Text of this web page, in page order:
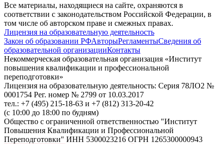
Все материалы, находящиеся на сайте, охраняются в
соответствии с законодательством Российской Федерации, в
том числе об авторском праве и смежных правах.
Лицензия на образовательную деятельность
Закон об образовании РФАвторыРегламентыСведения об
образовательной организацииКонтакты
Некоммерческая образовательная организация «Институт
повышения квалификации и профессиональной
переподготовки»
Лицензия на образовательную деятельность: Серия 78ЛО2 №
0001754 Рег. номер № 2799 от 10.03.2017
тел.: +7 (495) 215-18-63 и +7 (812) 313-20-42
(с 10:00 до 18:00 по будням)
Общество с ограниченной ответственностью "Институт
Повышения Квалификации и Профессиональной
Переподготовки" ИНН 5300023216 ОГРН 1265300000943